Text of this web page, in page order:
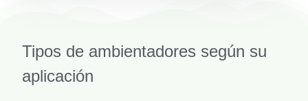
Tipos de ambientadores según su
aplicación